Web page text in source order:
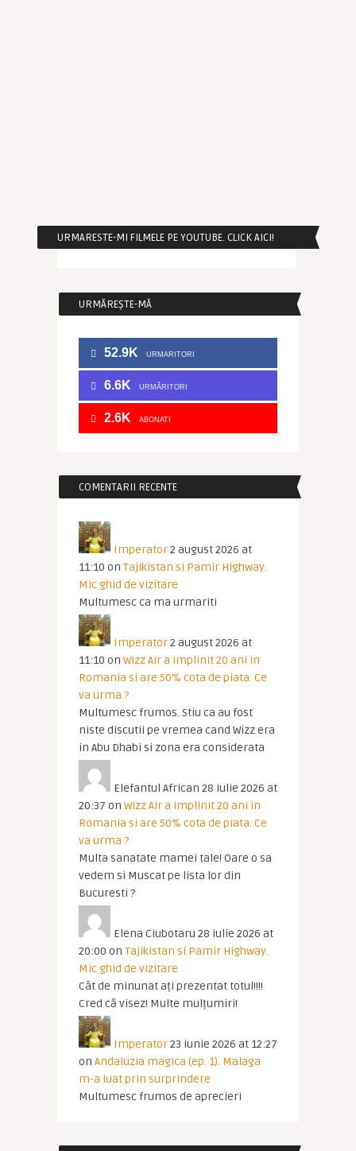
URMARESTE-MI FILMELE PE YOUTUBE. CLICK AICI!
URMĂREȘTE-MĂ
52.9K URMARITORI
6.6K URMĂRITORI
2.6K ABONATI
COMENTARII RECENTE
Imperator2 august 2026 at
11:10 on Tajikistan si Pamir Highway.
Mic ghid de vizitare
Multumesc ca ma urmariti
Imperator2 august 2026 at
11:10 on Wizz Air a implinit 20 ani in
Romania si are 50% cota de piata. Ce
va urma ?
Multumesc frumos. Stiu ca au fost
niste discutii pe vremea cand Wizz era
in Abu Dhabi si zona era considerata
Elefantul African 28 iulie 2026 at
20:37 on Wizz Air a implinit 20 ani in
Romania si are 50% cota de piata. Ce
va urma ?
Multa sanatate mamei tale! Oare o sa
vedem si Muscat pe lista lor din
Bucuresti ?
Elena Ciubotaru 28 iulie 2026 at
20:00 on Tajikistan si Pamir Highway.
Mic ghid de vizitare
Cât de minunat ați prezentat totul!!!!
Cred că visez! Multe mulțumiri!
Imperator23 iunie 2026 at 12:27
on Andaluzia magica (ep. 1). Malaga
m-a luat prin surprindere
Multumesc frumos de aprecieri